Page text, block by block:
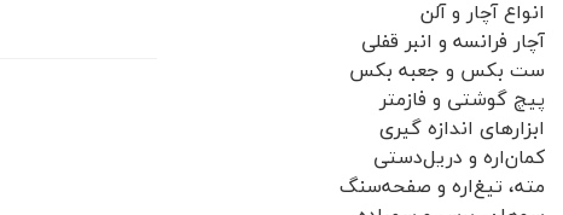
انواع آچار و آلن
آچار فرانسه و انبر قفلی
ست بکس و جعبه بکس
پیچ گوشتی و فازمتر
ابزارهای اندازه گیری
کمان‌اره و دریل‌دستی
مته، تیغ‌اره و صفحه‌سنگ